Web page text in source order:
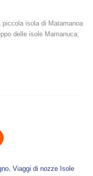
isola di Matamanoa
delle isole Mamanuca;
, Viaggi di nozze Isole